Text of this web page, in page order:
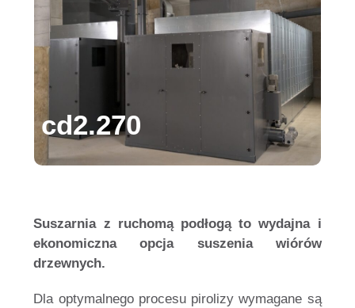
cd2.270
Suszarnia z ruchomą podłogą to wydajna i
ekonomiczna opcja suszenia wiórów
drzewnych.
Dla optymalnego procesu pirolizy wymagane są